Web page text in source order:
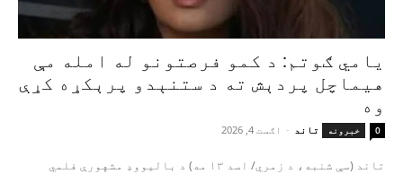
یامي ګوتم: د کمو فرصتونو له امله مې
هیماچل پردېش ته د ستنېدو پرېکړه کړې
وه
خبرونه تاند - اګست 4, 2026 0
تاند (سې شنبه، د زمري/ اسد ۱۳ مه) د بالیووډ مشهورې فلمي